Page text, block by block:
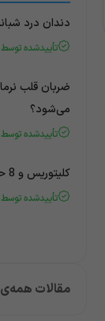
دندان درد
تأییدشده
ضربان قلب
می‌شود؟
تأییدشده
کلیتوریس و 8 حقایق جالب و باورنکردنی درباره آن
تأییدشده
مقالات